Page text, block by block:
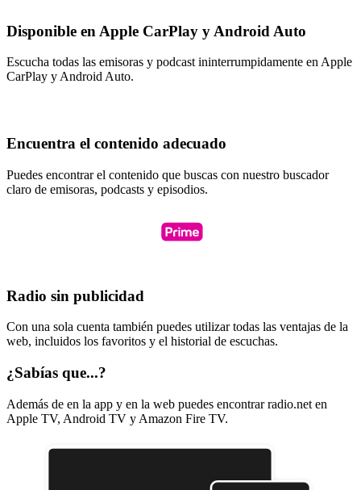
Disponible en Apple CarPlay y Android Auto
Escucha todas las emisoras y podcast ininterrumpidamente en Apple
CarPlay y Android Auto.
Encuentra el contenido adecuado
Puedes encontrar el contenido que buscas con nuestro buscador
claro de emisoras, podcasts y episodios.
Radio sin publicidad
Con una sola cuenta también puedes utilizar todas las ventajas de la
web, incluidos los favoritos y el historial de escuchas.
¿Sabías que...?
Además de en la app y en la web puedes encontrar radio.net en
Apple TV, Android TV y Amazon Fire TV.